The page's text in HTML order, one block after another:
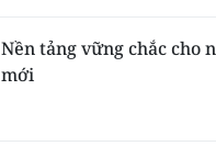
Nền tảng vững chắc cho
mới